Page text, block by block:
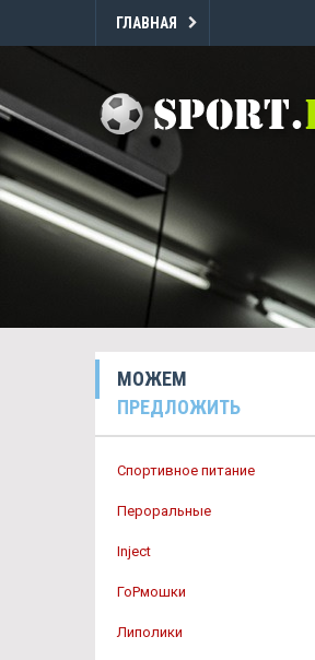
ГЛАВНАЯ
МОЖЕМ
ПРЕДЛОЖИТЬ
Спортивное питание
Пероральные
Inject
ГоРмошки
Липолики